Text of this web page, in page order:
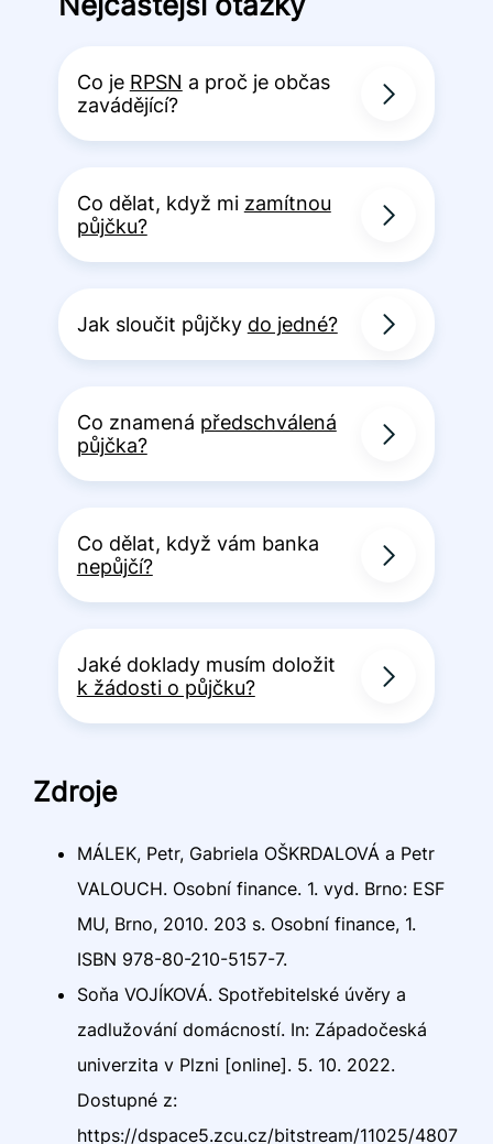
Co je RPSN a proč je občas
zavádějící?
Co dělat, když mi zamítnou
půjčku?
Jak sloučit půjčky do jedné?
Co znamená předschválená
půjčka?
Co dělat, když vám banka
nepůjčí?
Jaké doklady musím doložit
k žádosti o půjčku?
Zdroje
MÁLEK, Petr, Gabriela OŠKRDALOVÁ a Petr
VALOUCH. Osobní finance. 1. vyd. Brno: ESF
MU, Brno, 2010. 203 s. Osobní finance, 1.
ISBN 978-80-210-5157-7.
Soňa VOJÍKOVÁ. Spotřebitelské úvěry a
zadlužování domácností. In: Západočeská
univerzita v Plzni [online]. 5. 10. 2022.
Dostupné z:
https://dspace5.zcu.cz/bitstream/11025/4807